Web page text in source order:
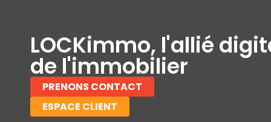
LOCKimmo, l'allié
de l'immobilier
PRENONS CONTACT
ESPACE CLIENT